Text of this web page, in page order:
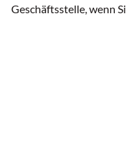
Geschäftsstelle, wenn